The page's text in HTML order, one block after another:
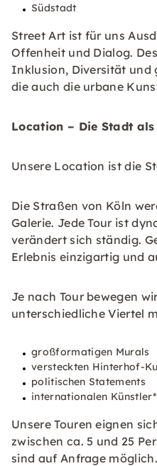
Südstadt
Street Art ist für uns
Offenheit und Dialog.
Inklusion, Diversität und
die auch die urbane
Location – Die Stadt
Unsere Location ist die
Die Straßen von Köln
Galerie. Jede Tour ist
verändert sich ständig.
Erlebnis einzigartig und
Je nach Tour bewegen
unterschiedliche Viertel
großformatigen Murals
versteckten Hinterhof-
politischen Statements
internationalen
Unsere Touren eignen
zwischen ca. 5 und 25
sind auf Anfrage möglich.